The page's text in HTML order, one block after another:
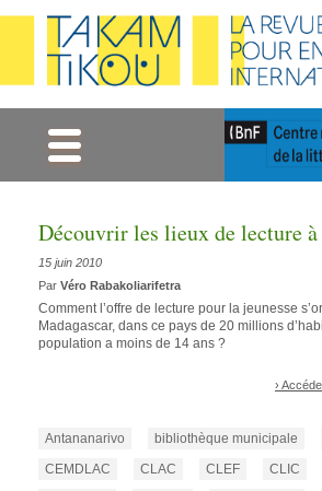
Découvrir les lieux de lecture à
15 juin 2010
Par Véro Rabakoliarifetra
Comment l’offre de lecture pour la jeunesse
Madagascar, dans ce pays de 20 millions
population a moins de 14 ans ?
›
Antananarivo bibliothèque municipale
CEMDLAC
CLAC CLEF CLIC